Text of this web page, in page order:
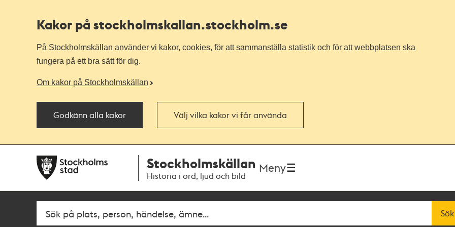
Kakor på stockholmskallan.stockholm.se
På Stockholmskällan använder vi kakor, cookies, för att sammanställa statistik och för att webbplatsen ska
fungera på ett bra sätt för dig.
Om kakor på Stockholmskällan
Godkänn alla kakor Välj vilka kakor vi får använda
navigationen
huvudinnehållet
Stockholmskällan
Historia i ord, ljud och bild
Meny
Fritextsök Sök